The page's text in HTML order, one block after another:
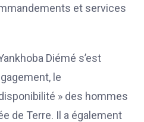
et services
Diémé s’est
le
» des hommes
de Terre. Il a également